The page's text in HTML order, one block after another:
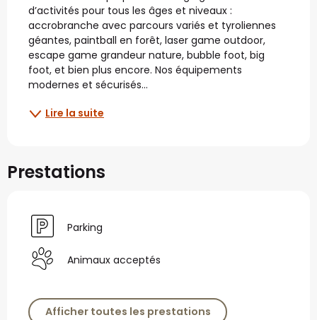
d’activités pour tous les âges et niveaux :
accrobranche avec parcours variés et tyroliennes
géantes, paintball en forêt, laser game outdoor,
escape game grandeur nature, bubble foot, big
foot, et bien plus encore. Nos équipements
modernes et sécurisés...
Lire la suite
Prestations
Parking
Animaux acceptés
Afficher toutes les prestations